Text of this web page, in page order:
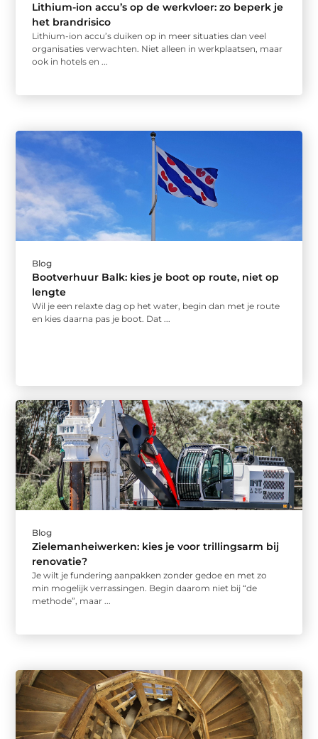
Lithium-ion accu’s op de werkvloer: zo beperk je
het brandrisico
Lithium-ion accu’s duiken op in meer situaties dan veel
organisaties verwachten. Niet alleen in werkplaatsen, maar
ook in hotels en ...
Blog
Bootverhuur Balk: kies je boot op route, niet op
lengte
Wil je een relaxte dag op het water, begin dan met je route
en kies daarna pas je boot. Dat ...
Blog
Zielemanheiwerken: kies je voor trillingsarm bij
renovatie?
Je wilt je fundering aanpakken zonder gedoe en met zo
min mogelijk verrassingen. Begin daarom niet bij “de
methode”, maar ...